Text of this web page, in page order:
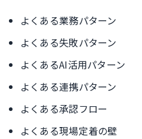
よくある業務パターン
よくある失敗パターン
よくあるAI活用パターン
よくある連携パターン
よくある承認フロー
よくある現場定着の壁